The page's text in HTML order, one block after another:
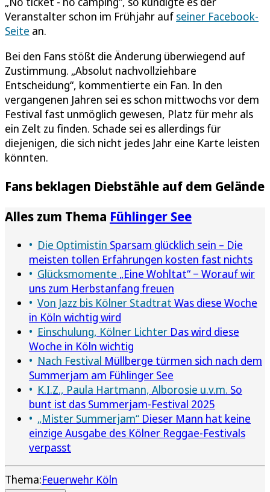
Veranstalter schon im Frühjahr auf seiner Facebook-
Seite an.
Bei den Fans stößt die Änderung überwiegend auf
Zustimmung. „Absolut nachvollziehbare
Entscheidung“, kommentierte ein Fan. In den
vergangenen Jahren sei es schon mittwochs vor dem
Festival fast unmöglich gewesen, Platz für mehr als
ein Zelt zu finden. Schade sei es allerdings für
diejenigen, die sich nicht jedes Jahr eine Karte leisten
könnten.
Fans beklagen Diebstähle auf dem Gelände
Alles zum Thema Fühlinger See
Die Optimistin Sparsam glücklich sein – Die
meisten tollen Erfahrungen kosten fast nichts
Glücksmomente „Eine Wohltat“ ‒ Worauf wir
uns zum Herbstanfang freuen
Von Jazz bis Kölner Stadtrat Was diese Woche
in Köln wichtig wird
Einschulung, Kölner Lichter Das wird diese
Woche in Köln wichtig
Nach Festival Müllberge türmen sich nach dem
Summerjam am Fühlinger See
K.I.Z., Paula Hartmann, Alborosie u.v.m. So
bunt ist das Summerjam-Festival 2025
„Mister Summerjam“ Dieser Mann hat keine
einzige Ausgabe des Kölner Reggae-Festivals
verpasst
Thema:Feuerwehr Köln